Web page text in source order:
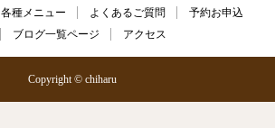
各種メニュー よくあるご質問
予約お申込
ブログ一覧ページ アクセス
Copyright © chiharu